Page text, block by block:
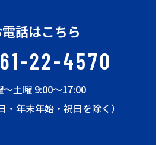
話はこちら
22-4570
〜土曜 9:00〜17:00
・年末年始・祝日を除く）